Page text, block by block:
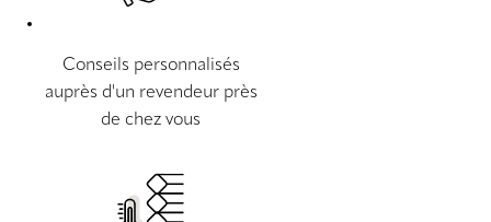
Conseils personnalisés
auprès d'un revendeur près
de chez vous